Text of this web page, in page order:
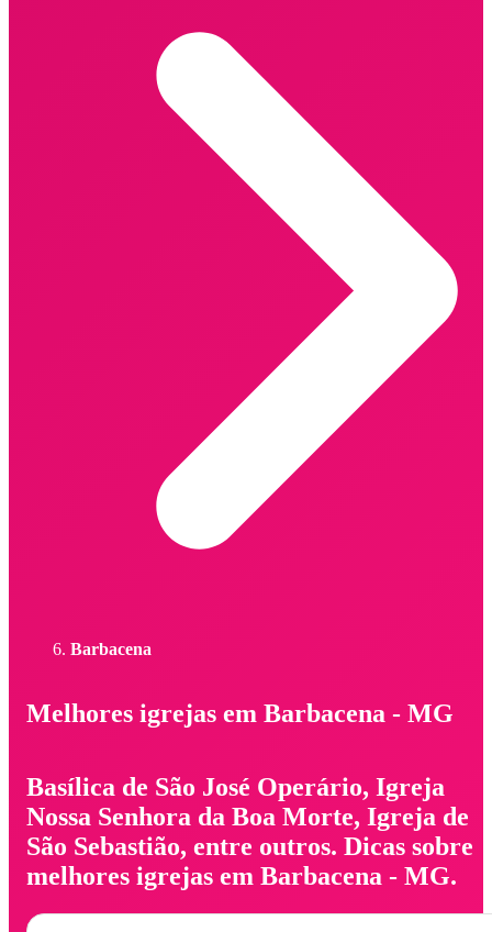
Barbacena
Melhores igrejas em Barbacena - MG
Basílica de São José Operário, Igreja
Nossa Senhora da Boa Morte, Igreja de
São Sebastião, entre outros. Dicas sobre
melhores igrejas em Barbacena - MG.